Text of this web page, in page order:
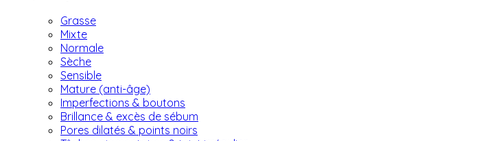
Grasse
Mixte
Normale
Sèche
Sensible
Mature (anti-âge)
Imperfections & boutons
Brillance & excès de sébum
Pores dilatés & points noirs